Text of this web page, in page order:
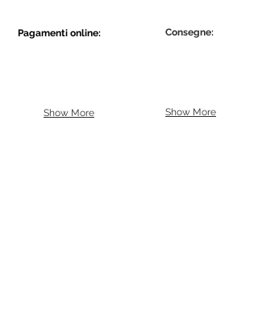
Pagamenti online:
Show More
Consegne:
Show More